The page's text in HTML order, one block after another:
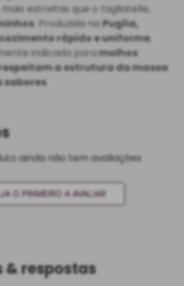
mais estreitas que o tagliatelle,
. Produzida naPuglia,
rápido e uniforme,
indicada paramolhos
a estrutura da massa
sabores.
ainda não tem avaliações
O PRIMEIRO A AVALIAR
& respostas